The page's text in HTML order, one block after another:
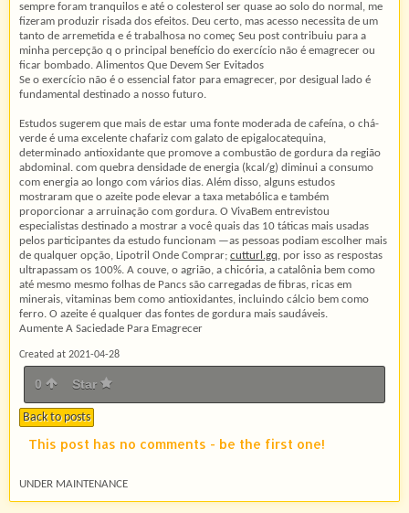
sempre foram tranquilos e até o colesterol ser quase ao solo do normal, me
fizeram produzir risada dos efeitos. Deu certo, mas acesso necessita de um
tanto de arremetida e é trabalhosa no começ Seu post contribuiu para a
minha percepção q o principal benefício do exercício não é emagrecer ou
ficar bombado. Alimentos Que Devem Ser Evitados
Se o exercício não é o essencial fator para emagrecer, por desigual lado é
fundamental destinado a nosso futuro.
Estudos sugerem que mais de estar uma fonte moderada de cafeína, o chá-
verde é uma excelente chafariz com galato de epigalocatequina,
determinado antioxidante que promove a combustão de gordura da região
abdominal. com quebra densidade de energia (kcal/g) diminui a consumo
com energia ao longo com vários dias. Além disso, alguns estudos
mostraram que o azeite pode elevar a taxa metabólica e também
proporcionar a arruinação com gordura. O VivaBem entrevistou
especialistas destinado a mostrar a você quais das 10 táticas mais usadas
pelos participantes da estudo funcionam —as pessoas podiam escolher mais
de qualquer opção, Lipotril Onde Comprar; cutturl.gq, por isso as respostas
ultrapassam os 100%. A couve, o agrião, a chicória, a catalônia bem como
até mesmo mesmo folhas de Pancs são carregadas de fibras, ricas em
minerais, vitaminas bem como antioxidantes, incluindo cálcio bem como
ferro. O azeite é qualquer das fontes de gordura mais saudáveis.
Aumente A Saciedade Para Emagrecer
Created at 2021-04-28
0 Star
Back to posts
This post has no comments - be the first one!
UNDER MAINTENANCE